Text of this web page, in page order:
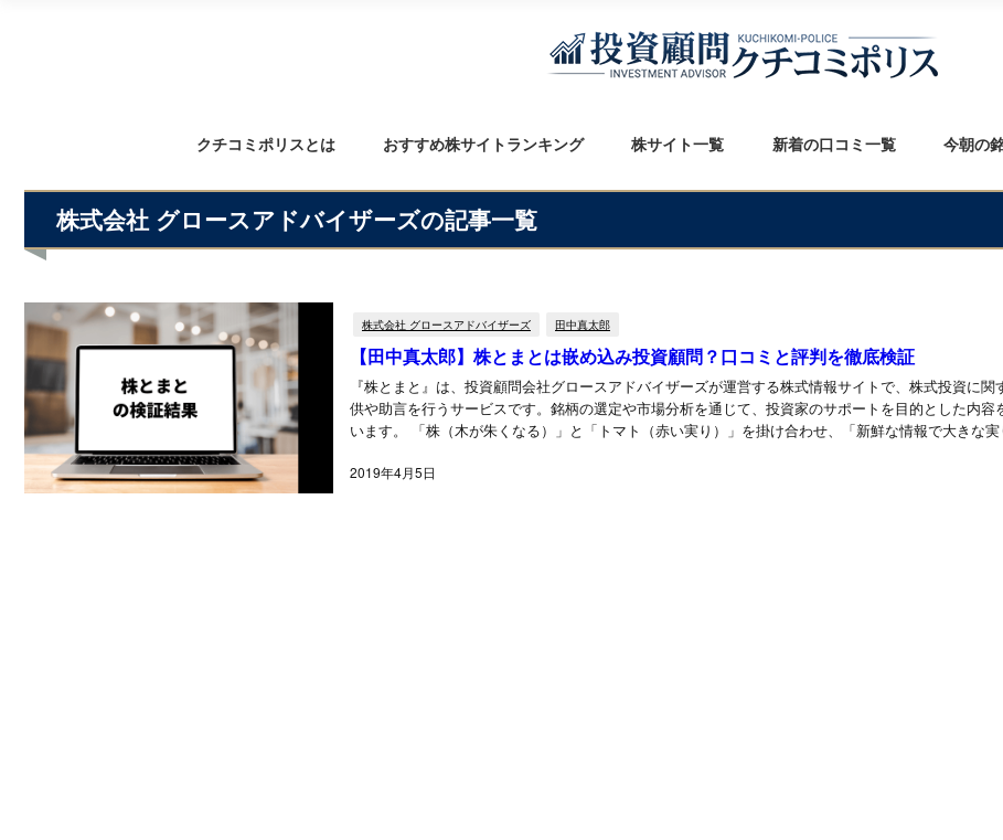
クチコミポリスとは おすすめ株サイトランキング 株サイト一覧 新着の口コミ一覧 今朝の
株式会社 グロースアドバイザーズの記事一覧
株式会社 グロースアドバイザーズ 田中真太郎
【田中真太郎】株とまとは嵌め込み投資顧問？口コミと評判を徹底検証
2019年4月5日
『株とまと』は、投資顧問会社グロースアドバイザーズが運営する株式情報サイトで、株式投資に関
供や助言を行うサービスです。銘柄の選定や市場分析を通じて、投資家のサポートを目的とした内容
います。 「株（木が朱くなる）」と「トマト（赤い実り）」を掛け合わせ、「新鮮な情報で大きな